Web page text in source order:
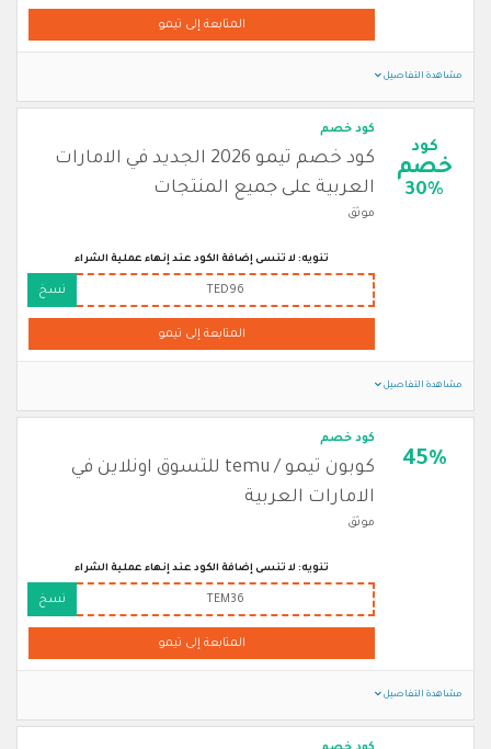
المتابعة إلى تيمو
مشاهدة التفاصيل
كود
خصم
30%
كود خصم
كود خصم تيمو 2026 الجديد في الامارات
العربية على جميع المنتجات
موثق
تنويه: لا تنسى إضافة الكود عند إنهاء عملية الشراء
TED96 نسخ
المتابعة إلى تيمو
مشاهدة التفاصيل
45%
كود خصم
كوبون تيمو / temu للتسوق اونلاين في
الامارات العربية
موثق
تنويه: لا تنسى إضافة الكود عند إنهاء عملية الشراء
TEM36 نسخ
المتابعة إلى تيمو
مشاهدة التفاصيل